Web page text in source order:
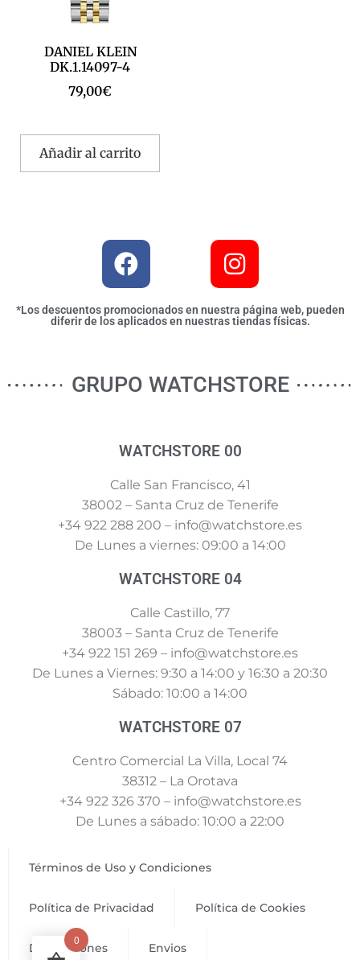
DANIEL KLEIN
DK.1.14097-4
79,00€
Añadir al carrito
*Los descuentos promocionados en nuestra página web, pueden
diferir de los aplicados en nuestras tiendas físicas.
GRUPO WATCHSTORE
WATCHSTORE 00
Calle San Francisco, 41
38002 – Santa Cruz de Tenerife
+34 922 288 200 – info@watchstore.es
De Lunes a viernes: 09:00 a 14:00
WATCHSTORE 04
Calle Castillo, 77
38003 – Santa Cruz de Tenerife
+34 922 151 269 – info@watchstore.es
De Lunes a Viernes: 9:30 a 14:00 y 16:30 a 20:30
Sábado: 10:00 a 14:00
WATCHSTORE 07
Centro Comercial La Villa, Local 74
38312 – La Orotava
+34 922 326 370 – info@watchstore.es
De Lunes a sábado: 10:00 a 22:00
Términos de Uso y Condiciones
Política de Privacidad Política de Cookies
Devoluciones Envios
0